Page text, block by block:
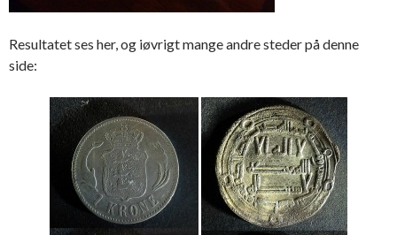
Resultatet ses her, og iøvrigt mange andre steder på denne
side: